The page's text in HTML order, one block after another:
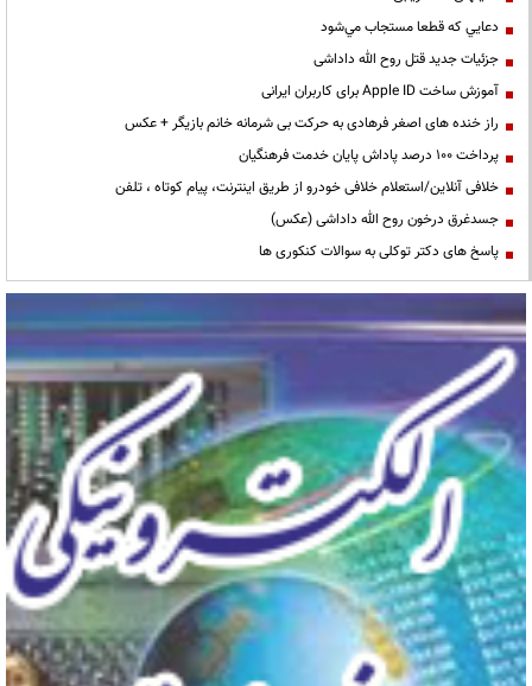
دعايي كه قطعا مستجاب مي‌شود
جزئیات جدید قتل روح الله داداشی
آموزش ساخت Apple ID برای کاربران ایرانی
راز خنده های اصغر فرهادی به حرکت بی شرمانه خانم بازیگر + عکس
پرداخت ۱۰۰ درصد پاداش پایان خدمت فرهنگیان
خلافی آنلاین/استعلام خلافی خودرو از طریق اینترنت، پیام کوتاه ، تلفن
جسدغرق درخون روح الله داداشی (عکس)
پاسخ های دکتر توکلی به سوالات کنکوری ها